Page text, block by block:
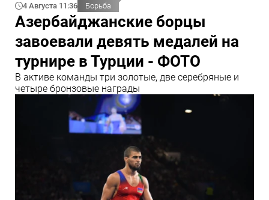
4 Августа 11:36 Борьба
Азербайджанские борцы
завоевали девять медалей на
турнире в Турции - ФОТО
В активе команды три золотые, две серебряные и
четыре бронзовые награды